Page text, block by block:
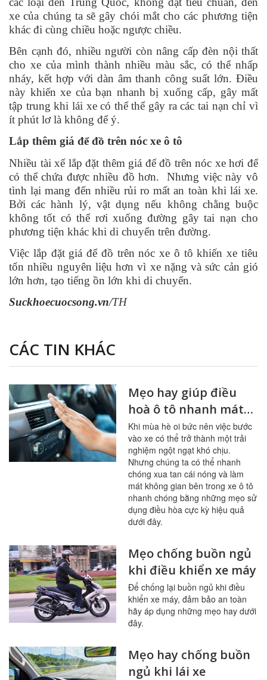
xe của chúng ta sẽ gây chói mắt cho các phương tiện
khác đi cùng chiều hoặc ngược chiều.
Bên cạnh đó, nhiều người còn nâng cấp đèn nội thất
cho xe của mình thành nhiều màu sắc, có thể nhấp
nháy, kết hợp với dàn âm thanh công suất lớn. Điều
này khiến xe của bạn nhanh bị xuống cấp, gây mất
tập trung khi lái xe có thể thể gây ra các tai nạn chỉ vì
ít phút lơ là không để ý.
Lắp thêm giá để đồ trên nóc xe ô tô
Nhiều tài xế lắp đặt thêm giá để đồ trên nóc xe hơi để
có thể chứa được nhiều đồ hơn. Nhưng việc này vô
tình lại mang đến nhiều rủi ro mất an toàn khi lái xe.
Bởi các hành lý, vật dụng nếu không chằng buộc
không tốt có thể rơi xuống đường gây tai nạn cho
phương tiện khác khi di chuyển trên đường.
Việc lắp đặt giá để đồ trên nóc xe ô tô khiến xe tiêu
tốn nhiều nguyên liệu hơn vì xe nặng và sức cản gió
lớn hơn, tạo tiếng ồn lớn khi di chuyển.
Suckhoecuocsong.vn/TH
CÁC TIN KHÁC
Mẹo hay giúp điều
hoà ô tô nhanh mát
hơn trong mùa hè
Khi mùa hè oi bức nên việc bước
vào xe có thể trở thành một trải
nghiệm ngột ngạt khó chịu.
Nhưng chúng ta có thể nhanh
chóng xua tan cái nóng và làm
mát không gian bên trong xe ô tô
nhanh chóng bằng những mẹo sử
dụng điều hòa cực kỳ hiệu quả
dưới đây.
Mẹo chống buồn ngủ
khi điều khiển xe máy
Để chống lại buồn ngủ khi điều
khiển xe máy, đảm bảo an toàn
hãy áp dụng những mẹo hay dưới
đây.
Mẹo hay chống buồn
ngủ khi lái xe